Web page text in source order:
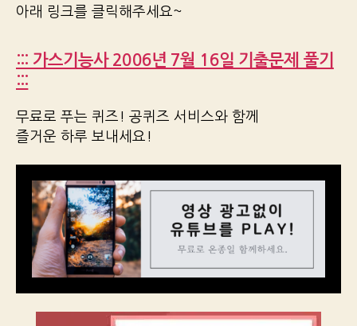
아래 링크를 클릭해주세요~
::: 가스기능사 2006년 7월 16일 기출문제 풀기
:::
무료로 푸는 퀴즈! 공퀴즈 서비스와 함께
즐거운 하루 보내세요!